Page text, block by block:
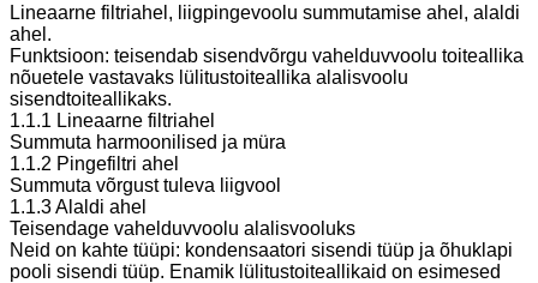
Lineaarne filtriahel, liigpingevoolu summutamise ahel, alaldi
ahel.
Funktsioon: teisendab sisendvõrgu vahelduvvoolu toiteallika
nõuetele vastavaks lülitustoiteallika alalisvoolu
sisendtoiteallikaks.
1.1.1 Lineaarne filtriahel
Summuta harmoonilised ja müra
1.1.2 Pingefiltri ahel
Summuta võrgust tuleva liigvool
1.1.3 Alaldi ahel
Teisendage vahelduvvoolu alalisvooluks
Neid on kahte tüüpi: kondensaatori sisendi tüüp ja õhuklapi
pooli sisendi tüüp. Enamik lülitustoiteallikaid on esimesed